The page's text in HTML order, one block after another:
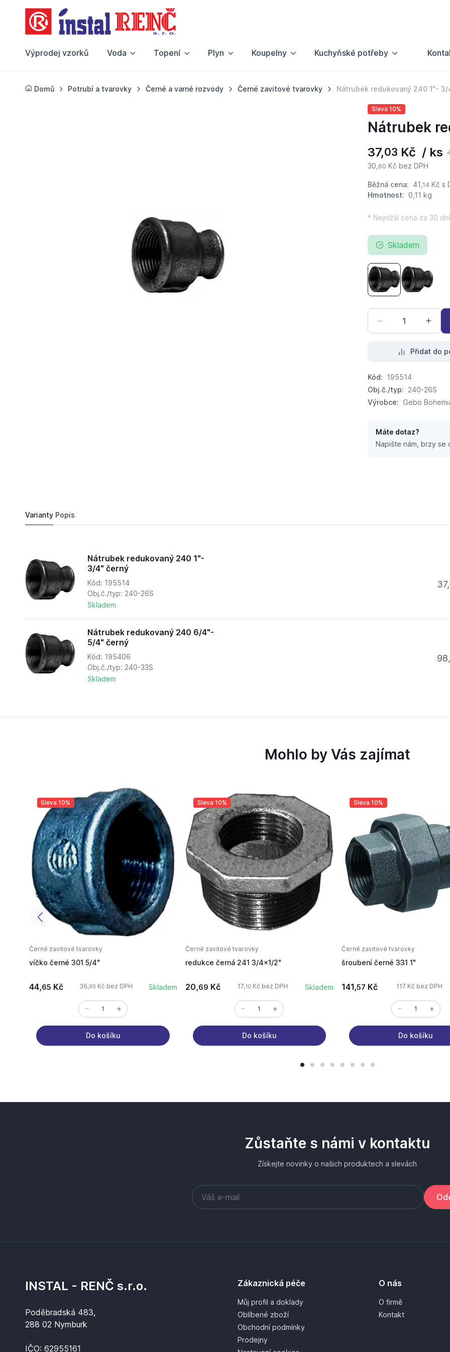
Výprodej vzorků Voda Topení Plyn Koupelny Kuchyňské potřeby
Domů Potrubí a tvarovky Černé a varné rozvody Černé zavitové tvarovky Nátrubek redukovaný 240 1"-
Sleva 10%
Nátrubek
37,03 Kč / ks
30, 60 Kč bez DPH
Běžná cena: 41, 14 Kč s
Hmotnost: 0,11 kg
* Nejnižší cena za 30 dní
Skladem
Nátrubek
Přidat do
Kód: 195514
Obj.č./typ: 240-26S
Výrobce: Gebo
Máte dotaz?
Napište nám, brzy se
Varianty Popis
Nátrubek redukovaný 240 1"-
3/4" černý
Kód: 195514
Obj.č./typ: 240-26S
Skladem
37,
Nátrubek redukovaný 240 6/4"-
5/4" černý
Kód: 195406
Obj.č./typ: 240-33S
Skladem
Mohlo by Vás zajímat
Sleva 10%
Černé zavitové tvarovky
víčko černé 301 5/4"
44,65 Kč 36,90 Kč bez DPH Skladem
Do košíku
Sleva 10%
Černé zavitové tvarovky
redukce černá 241 3/4x1/2"
20,69 Kč 17,10 Kč bez DPH Skladem
Do košíku
Sleva 10%
Černé zavitové tvarovky
šroubení černé 331 1"
141,57 Kč 117 Kč bez DPH
Do košíku
Zůstaňte s námi v kontaktu
Získejte novinky o našich produktech a slevách
INSTAL - RENČ s.r.o.
Poděbradská 483,
288 02 Nymburk
IČO: 62955161
Zákaznická péče
Můj profil a doklady
Oblíbené zboží
Obchodní podmínky
Prodejny
O nás
O firmě
Kontakt